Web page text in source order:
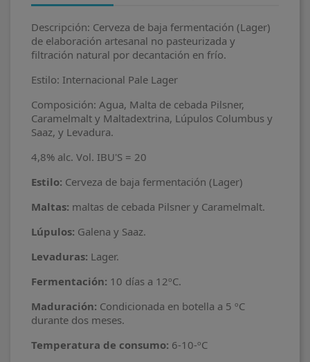
Descripción: Cerveza de baja fermentación (Lager)
de elaboración artesanal no pasteurizada y
filtración natural por decantación en frío.
Estilo: Internacional Pale Lager
Composición: Agua, Malta de cebada Pilsner,
Caramelmalt y Maltadextrina, Lúpulos Columbus y
Saaz, y Levadura.
4,8% alc. Vol. IBU'S = 20
Estilo: Cerveza de baja fermentación (Lager)
Maltas: maltas de cebada Pilsner y Caramelmalt.
Lúpulos: Galena y Saaz.
Levaduras: Lager.
Fermentación: 10 días a 12ºC.
Maduración: Condicionada en botella a 5 ºC
durante dos meses.
Temperatura de consumo: 6-10-ºC